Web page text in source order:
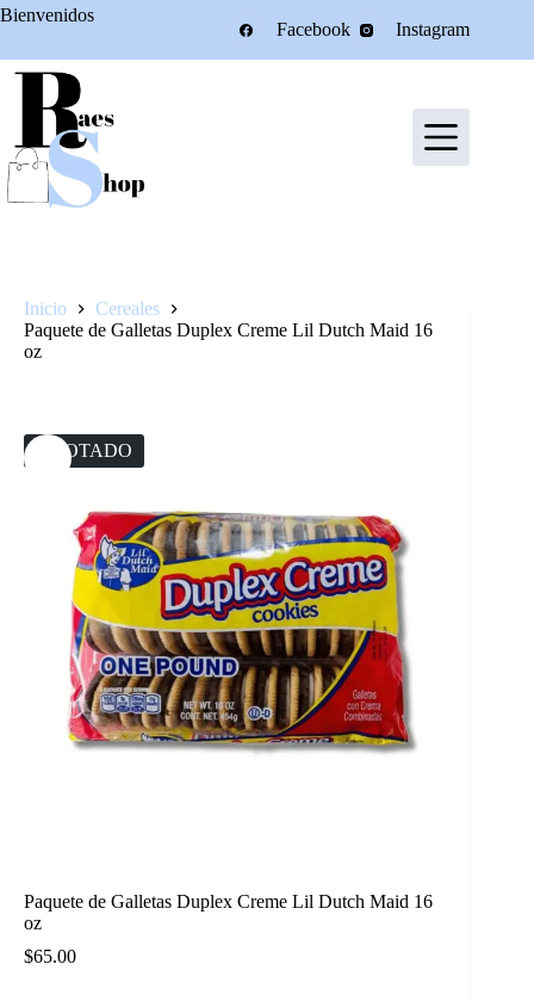
Saltar
Bienvenidos
Facebook Instagram
Inicio
Cereales
Paquete de Galletas Duplex Creme Lil Dutch Maid 16
oz
AGOTADO
Paquete de Galletas Duplex Creme Lil Dutch Maid 16
oz
$65.00